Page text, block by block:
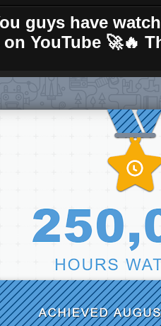
guys have
YouTube 🚀🔥